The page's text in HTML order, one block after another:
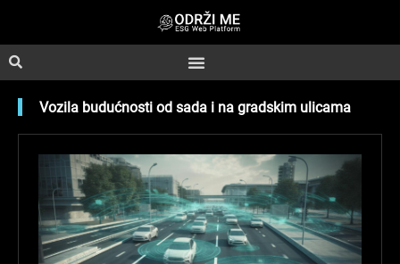
content
Vozila budućnosti od sada i na gradskim ulicama